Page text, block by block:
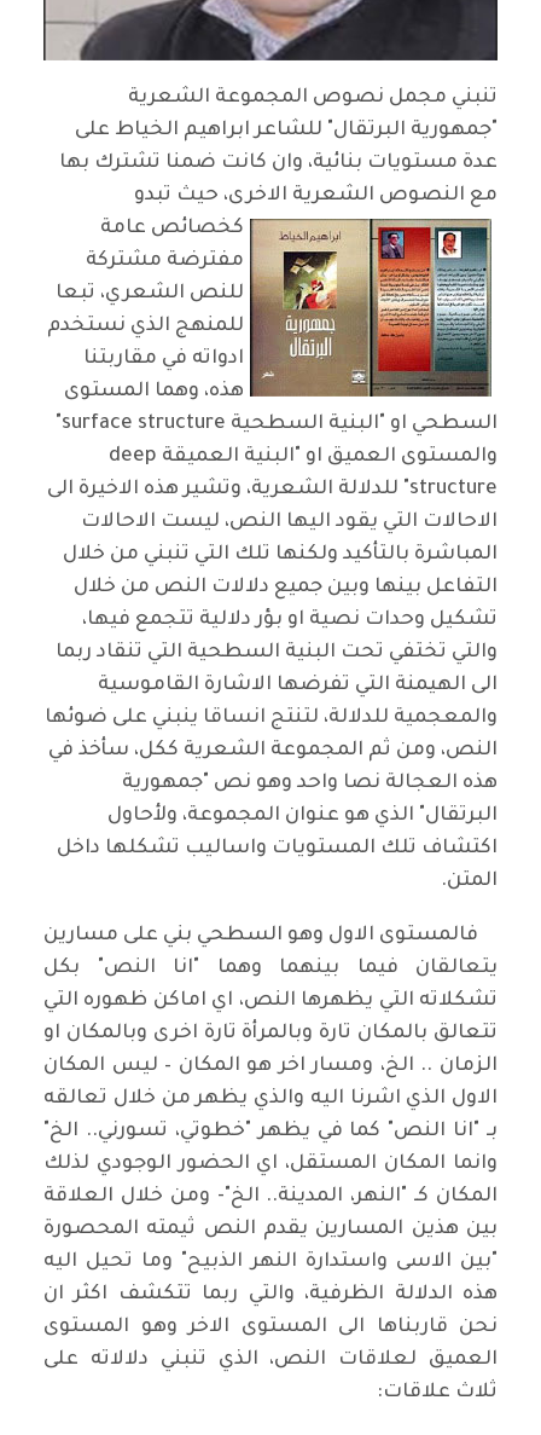
تنبني مجمل نصوص المجموعة الشعرية
"جمهورية البرتقال" للشاعر ابراهيم الخياط على
عدة مستويات بنائية، وان كانت ضمنا تشترك بها
مع النصوص الشعرية الاخرى، حيث تبدو
كخصائص عامة
مفترضة مشتركة
للنص الشعري، تبعا
للمنهج الذي نستخدم
ادواته في مقاربتنا
هذه، وهما المستوى
والمستوى العميق او "البنية العميقة deep
structure" للدلالة الشعرية، وتشير هذه الاخيرة الى
الاحالات التي يقود اليها النص، ليست الاحالات
المباشرة بالتأكيد ولكنها تلك التي تنبني من خلال
التفاعل بينها وبين جميع دلالات النص من خلال
تشكيل وحدات نصية او بؤر دلالية تتجمع فيها،
والتي تختفي تحت البنية السطحية التي تنقاد ربما
الى الهيمنة التي تفرضها الاشارة القاموسية
والمعجمية للدلالة، لتنتج انساقا ينبني على ضوئها
النص، ومن ثم المجموعة الشعرية ككل، سأخذ في
هذه العجالة نصا واحد وهو نص "جمهورية
البرتقال" الذي هو عنوان المجموعة، ولأحاول
اكتشاف تلك المستويات واساليب تشكلها داخل
المتن.
فالمستوى الاول وهو السطحي بني على مسارين
يتعالقان فيما بينهما وهما "انا النص" بكل
تشكلاته التي يظهرها النص، اي اماكن ظهوره التي
تتعالق بالمكان تارة وبالمرأة تارة اخرى وبالمكان او
الزمان .. الخ، ومسار اخر هو المكان – ليس المكان
الاول الذي اشرنا اليه والذي يظهر من خلال تعالقه
بـ "انا النص" كما في يظهر "خطوتي، تسورني.. الخ"
وانما المكان المستقل، اي الحضور الوجودي لذلك
المكان كـ "النهر، المدينة.. الخ"- ومن خلال العلاقة
بين هذين المسارين يقدم النص ثيمته المحصورة
"بين الاسى واستدارة النهر الذبيح" وما تحيل اليه
هذه الدلالة الظرفية، والتي ربما تتكشف اكثر ان
نحن قاربناها الى المستوى الاخر وهو المستوى
العميق لعلاقات النص، الذي تنبني دلالاته على
ثلاث علاقات: